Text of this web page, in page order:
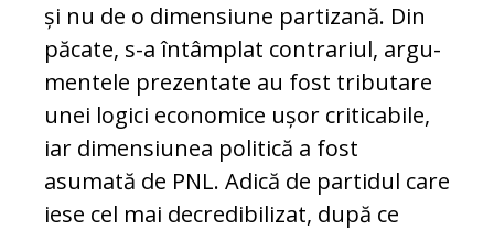
și nu de o dimensiune partizană. Din
pă­cate, s-a întâmplat contrariul, ar­gu­
men­tele pre­zentate au fost tributare
unei logici eco­no­mice ușor criticabile,
iar di­mensiunea po­li­tică a fost
asumată de PNL. Adică de par­ti­dul care
iese cel mai de­cre­di­bilizat, după ce